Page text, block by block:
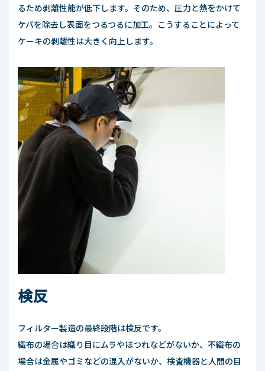
るため剥離性能が低下します。そのため、圧力と熱をかけて
ケバを除去し表面をつるつるに加工。こうすることによって
ケーキの剥離性は大きく向上します。
検反
フィルター製造の最終段階は検反です。
織布の場合は織り目にムラやほつれなどがないか、不織布の
場合は金属やゴミなどの混入がないか、検査機器と人間の目